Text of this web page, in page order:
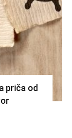
priča od